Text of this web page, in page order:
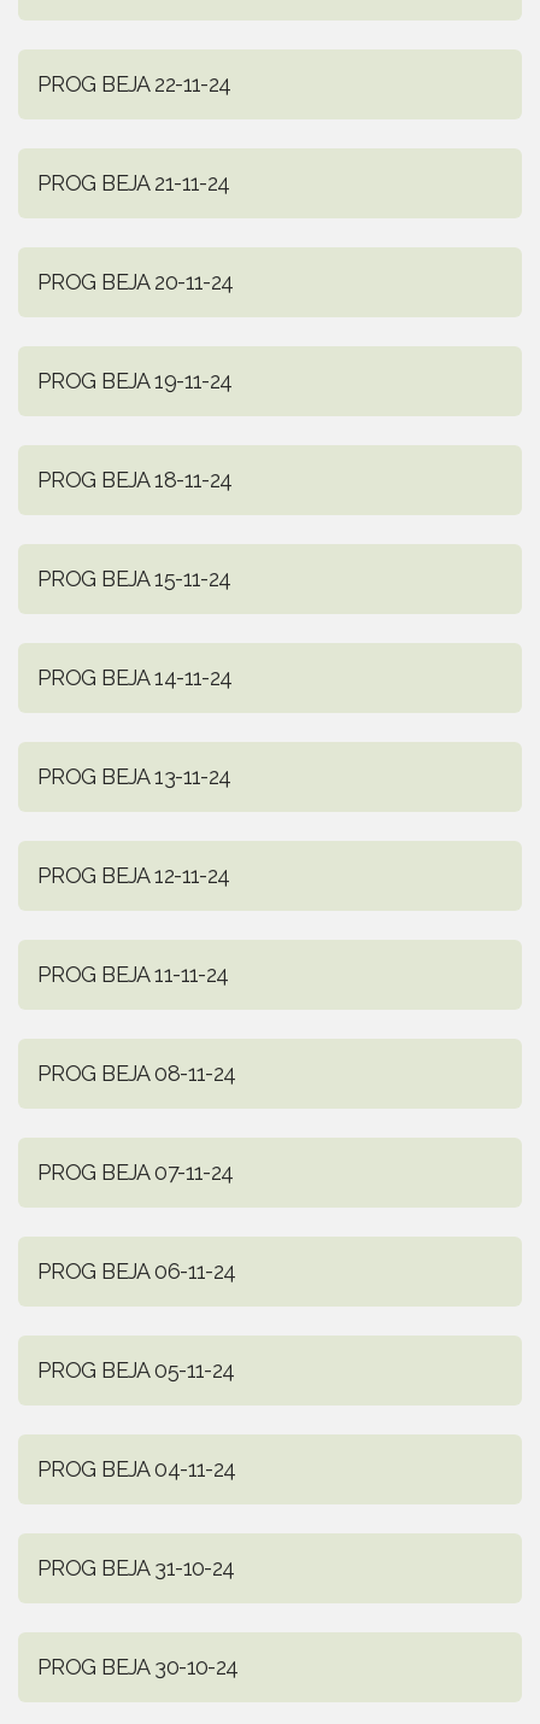
PROG BEJA 22-11-24
PROG BEJA 21-11-24
PROG BEJA 20-11-24
PROG BEJA 19-11-24
PROG BEJA 18-11-24
PROG BEJA 15-11-24
PROG BEJA 14-11-24
PROG BEJA 13-11-24
PROG BEJA 12-11-24
PROG BEJA 11-11-24
PROG BEJA 08-11-24
PROG BEJA 07-11-24
PROG BEJA 06-11-24
PROG BEJA 05-11-24
PROG BEJA 04-11-24
PROG BEJA 31-10-24
PROG BEJA 30-10-24